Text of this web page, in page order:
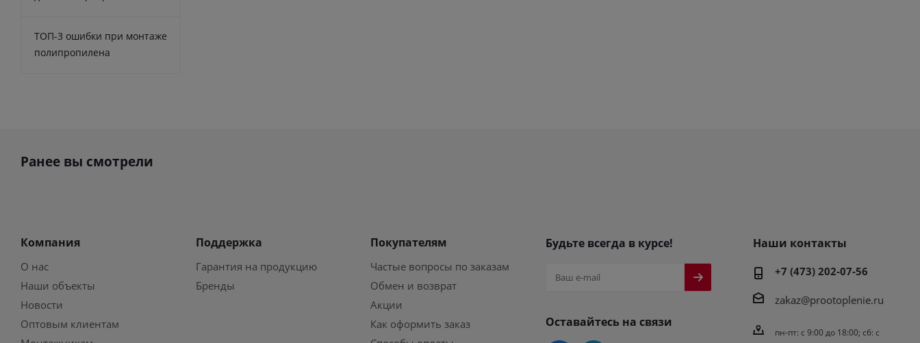
ТОП-3 ошибки при монтаже
полипропилена
Ранее вы смотрели
Компания
О нас
Наши объекты
Новости
Оптовым клиентам
Поддержка
Гарантия на продукцию
Бренды
Покупателям
Частые вопросы по заказам
Обмен и возврат
Акции
Как оформить заказ
Будьте всегда в курсе!
Оставайтесь на связи
Наши контакты
+7 (473) 202-07-56
zakaz@prootoplenie.ru
пн-пт: c 9:00 до 18:00; сб: с